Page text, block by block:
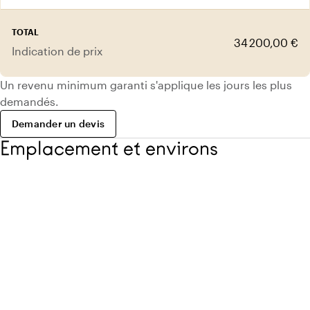
TOTAL
Indication de prix
34 200,00 €
Un revenu minimum garanti s'applique les jours les plus
demandés.
Demander un devis
Emplacement et environs